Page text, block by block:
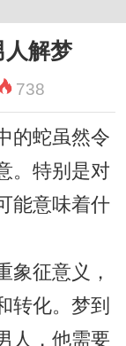
人解梦
738
的蛇虽然令
。特别是对
能意味着什
象征意义，
转化。梦到
人，他需要